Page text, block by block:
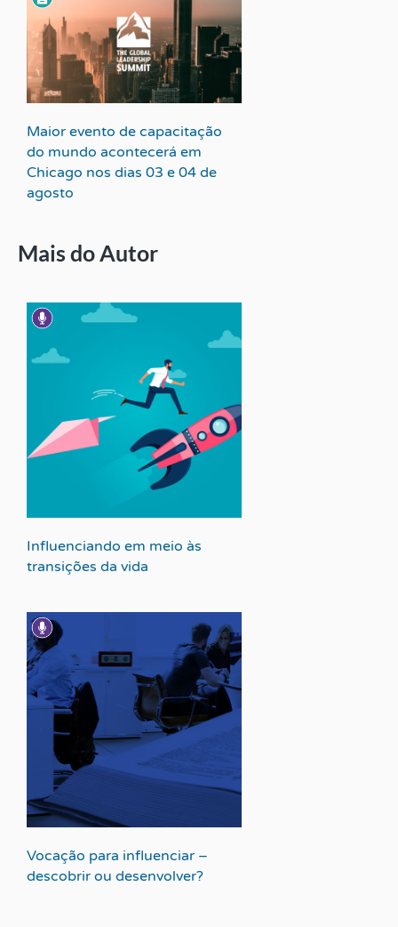
Maior evento de capacitação
do mundo acontecerá em
Chicago nos dias 03 e 04 de
agosto
Mais do Autor
Influenciando em meio às
transições da vida
Vocação para influenciar –
descobrir ou desenvolver?